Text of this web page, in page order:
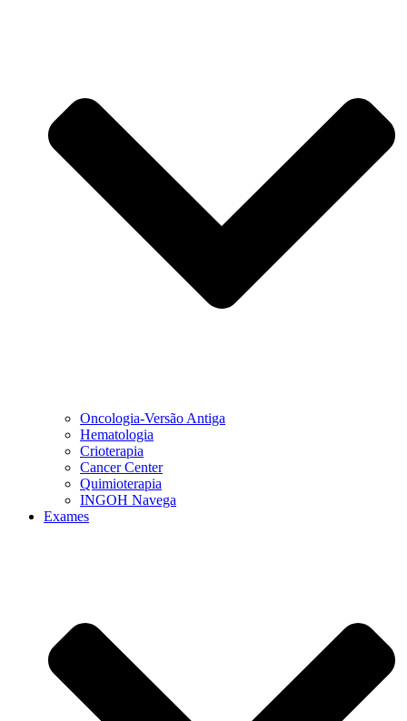
Oncologia-Versão Antiga
Hematologia
Crioterapia
Cancer Center
Quimioterapia
INGOH Navega
Exames